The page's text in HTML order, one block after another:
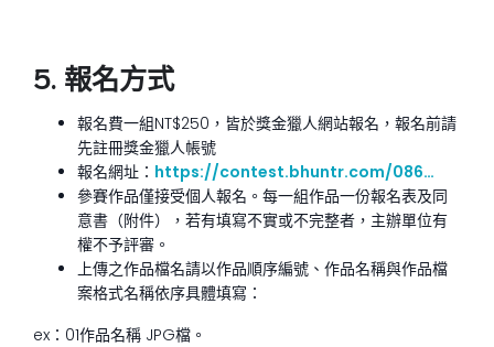
5. 報名方式
報名費一組NT$250，皆於獎金獵人網站報名，報名前請
先註冊獎金獵人帳號
報名網址： https://contest.bhuntr.com/086…
參賽作品僅接受個人報名。每一組作品一份報名表及同
意書（附件），若有填寫不實或不完整者，主辦單位有
權不予評審。
上傳之作品檔名請以作品順序編號、作品名稱與作品檔
案格式名稱依序具體填寫：
ex：01作品名稱 JPG檔。